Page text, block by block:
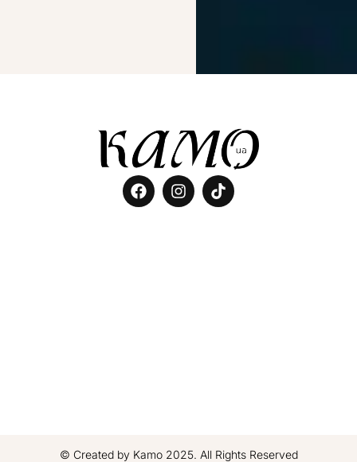
© Created by Kamo 2025. All Rights Reserved